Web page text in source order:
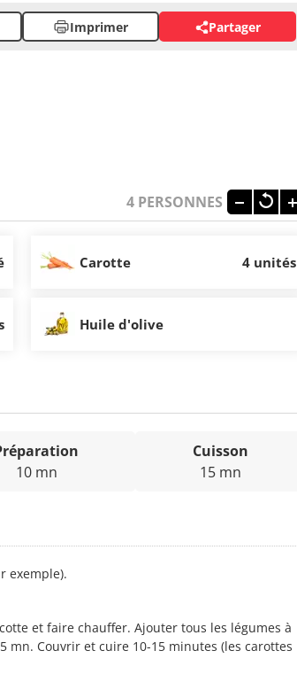
Imprimer Partager
4 PERSONNES
Carotte 4 unités
Huile d'olive
10 mn
Cuisson
15 mn
exemple).
et faire chauffer. Ajouter tous les légumes à
mn. Couvrir et cuire 10-15 minutes (les carottes